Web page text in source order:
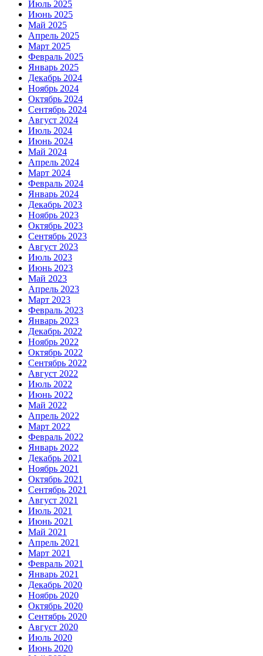
Июль 2025
Июнь 2025
Май 2025
Апрель 2025
Март 2025
Февраль 2025
Январь 2025
Декабрь 2024
Ноябрь 2024
Октябрь 2024
Сентябрь 2024
Август 2024
Июль 2024
Июнь 2024
Май 2024
Апрель 2024
Март 2024
Февраль 2024
Январь 2024
Декабрь 2023
Ноябрь 2023
Октябрь 2023
Сентябрь 2023
Август 2023
Июль 2023
Июнь 2023
Май 2023
Апрель 2023
Март 2023
Февраль 2023
Январь 2023
Декабрь 2022
Ноябрь 2022
Октябрь 2022
Сентябрь 2022
Август 2022
Июль 2022
Июнь 2022
Май 2022
Апрель 2022
Март 2022
Февраль 2022
Январь 2022
Декабрь 2021
Ноябрь 2021
Октябрь 2021
Сентябрь 2021
Август 2021
Июль 2021
Июнь 2021
Май 2021
Апрель 2021
Март 2021
Февраль 2021
Январь 2021
Декабрь 2020
Ноябрь 2020
Октябрь 2020
Сентябрь 2020
Август 2020
Июль 2020
Июнь 2020